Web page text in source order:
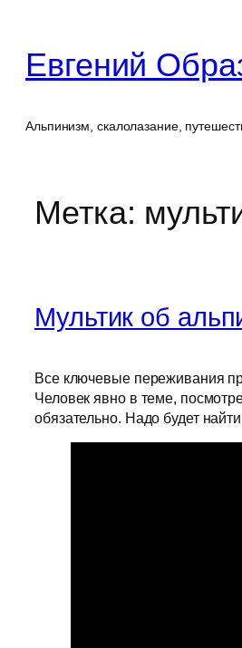
содержимому
Евгений
Альпинизм, скалолазание,
Метка:
Мультик об
Все ключевые переживания
Человек явно в теме,
обязательно. Надо будет